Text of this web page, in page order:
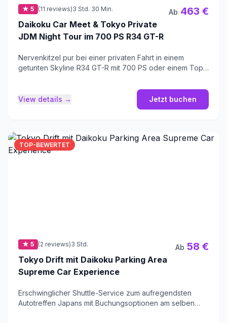
★ 5 (11 reviews)3 Std. 30 Min.
Daikoku Car Meet & Tokyo Private
JDM Night Tour im 700 PS R34 GT-R
Ab 463 €
Nervenkitzel pur bei einer privaten Fahrt in einem
getunten Skyline R34 GT-R mit 700 PS oder einem Top
View details → Jetzt buchen
TOP-BEWERTET
★ 5 (2 reviews)3 Std.
Tokyo Drift mit Daikoku Parking Area
Supreme Car Experience
Ab 58 €
Erschwinglicher Shuttle-Service zum aufregendsten
Autotreffen Japans mit Buchungsoptionen am selben